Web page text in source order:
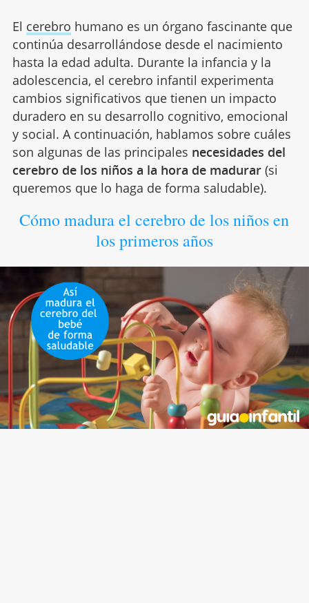
El cerebro humano es un órgano fascinante que
continúa desarrollándose desde el nacimiento
hasta la edad adulta. Durante la infancia y la
adolescencia, el cerebro infantil experimenta
cambios significativos que tienen un impacto
duradero en su desarrollo cognitivo, emocional
y social. A continuación, hablamos sobre cuáles
son algunas de las principales necesidades del
cerebro de los niños a la hora de madurar(si
queremos que lo haga de forma saludable).
Cómo madura el cerebro de los niños en
los primeros años